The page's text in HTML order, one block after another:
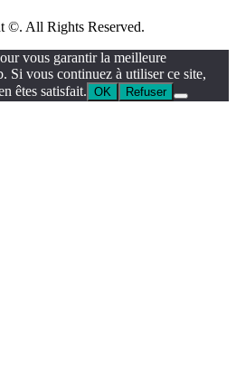
©. All Rights Reserved.
vous garantir la meilleure
Si vous continuez à utiliser ce site,
êtes satisfait. OK Refuser